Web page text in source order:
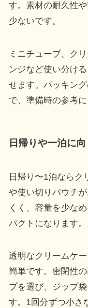
す。素材の耐久性
少ないです。
ミニチューブ、ク
ンジなど使い分け
せます。パッキン
で、準備時の参考に
日帰りや一泊に
日帰り〜1泊ならク
や使い切りパウチ
くく、容量を少な
パクトになります。
透明なクリームケ
簡単です。密閉性
プを選び、ジップ
す。1回分ずつ小さ